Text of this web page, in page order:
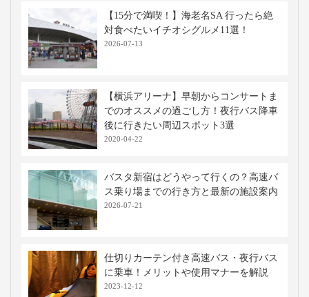
【15分で満喫！】海老名SA 行ったら絶
対食べたいイチオシグルメ11選！
2026-07-13
【横浜アリーナ】早朝からコンサートま
でのオススメの過ごし方！夜行バス降車
後に行きたい周辺スポット3選
2020-04-22
バスタ新宿はどうやって行くの？高速バ
ス乗り場までの行き方と最新の施設案内
2026-07-21
仕切りカーテン付き高速バス・夜行バス
に乗車！メリットや使用マナーを解説
2023-12-12